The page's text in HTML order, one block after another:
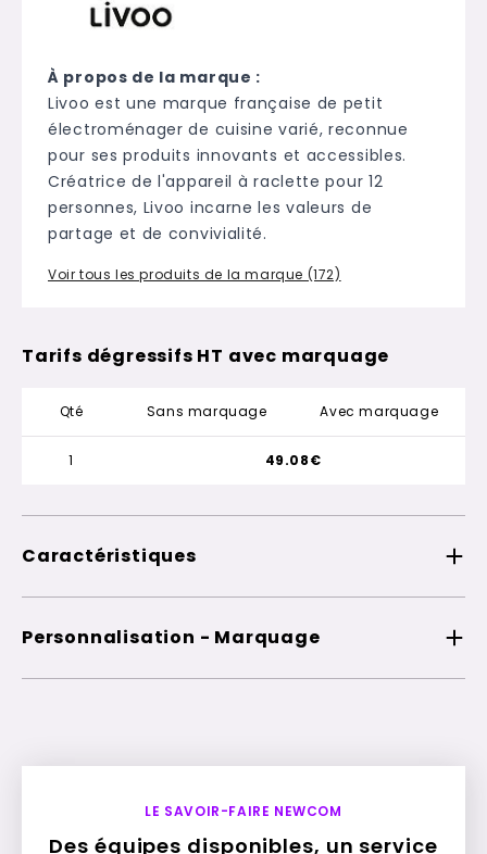
À propos de la marque :
Livoo est une marque française de petit
électroménager de cuisine varié, reconnue
pour ses produits innovants et accessibles.
Créatrice de l'appareil à raclette pour 12
personnes, Livoo incarne les valeurs de
partage et de convivialité.
Voir tous les produits de la marque (172)
Tarifs dégressifs HT avec marquage
Qté Sans marquage Avec marquage
1 49.08€
Caractéristiques
Personnalisation - Marquage
LE SAVOIR-FAIRE NEWCOM
Des équipes disponibles, un service